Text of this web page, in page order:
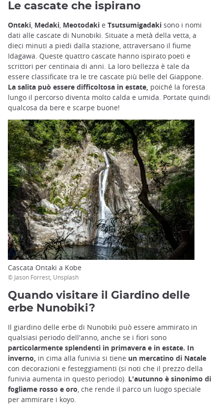
Le cascate che ispirano
Ontaki Medaki Meotodaki e Tsutsumigadaki sono i nomi
dati alle cascate di Nunobiki. Situate a metà della vetta, a
dieci minuti a piedi dalla stazione, attraversano il fiume
Idagawa. Queste quattro cascate hanno ispirato poeti e
scrittori per centinaia di anni. La loro bellezza è tale da
essere classificate tra le tre cascate più belle del Giappone.
La salita può essere difficoltosa in estate, poiché la foresta
lungo il percorso diventa molto calda e umida. Portate quindi
qualcosa da bere e scarpe buone!
Cascata Ontaki a Kobe
© Jason Forrest, Unsplash
Quando visitare il Giardino delle
erbe Nunobiki?
Il giardino delle erbe di Nunobiki può essere ammirato in
qualsiasi periodo dell'anno, anche se i fiori sono
particolarmente splendenti in primavera e in estate. In
inverno, in cima alla funivia si tiene un mercatino di Natale
con decorazioni e festeggiamenti (si noti che il prezzo della
funivia aumenta in questo periodo). L'autunno è sinonimo di
fogliame rosso e oro, che rende il parco un luogo speciale
per ammirare i koyo.